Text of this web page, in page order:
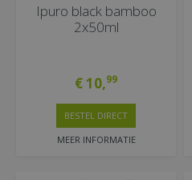
Ipuro black bamboo
2x50ml
€10,99
MEER INFORMATIE
BESTEL DIRECT